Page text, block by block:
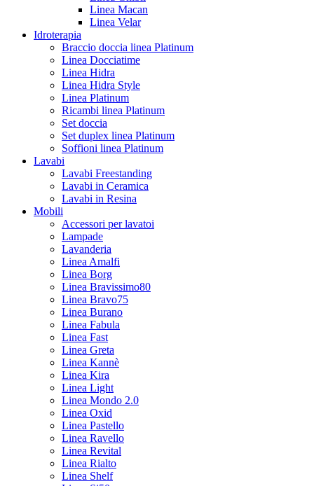
Linea Macan
Linea Velar
Idroterapia
Braccio doccia linea Platinum
Linea Docciatime
Linea Hidra
Linea Hidra Style
Linea Platinum
Ricambi linea Platinum
Set doccia
Set duplex linea Platinum
Soffioni linea Platinum
Lavabi
Lavabi Freestanding
Lavabi in Ceramica
Lavabi in Resina
Mobili
Accessori per lavatoi
Lampade
Lavanderia
Linea Amalfi
Linea Borg
Linea Bravissimo80
Linea Bravo75
Linea Burano
Linea Fabula
Linea Fast
Linea Greta
Linea Kannè
Linea Kira
Linea Light
Linea Mondo 2.0
Linea Oxid
Linea Pastello
Linea Ravello
Linea Revital
Linea Rialto
Linea Shelf